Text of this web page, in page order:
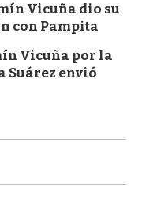
Vicuña dio su
con Pampita
Vicuña por la
Suárez envió